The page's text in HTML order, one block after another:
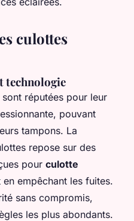
culottes
technologie
sont réputées pour leur
pouvant
tampons. La
repose sur des
pour culotte
empêchant les fuites.
sans compromis,
les plus abondants.